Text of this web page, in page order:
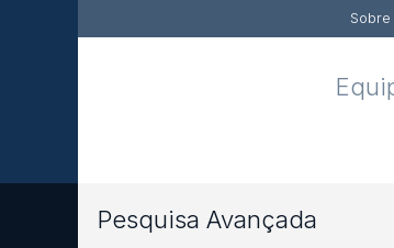
Pesquisa Avançada